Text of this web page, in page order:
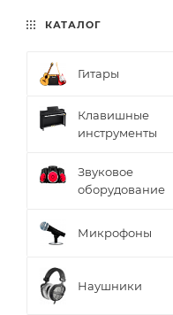
КАТАЛОГ
Гитары
Клавишные
инструменты
Звуковое
оборудование
Микрофоны
Наушники